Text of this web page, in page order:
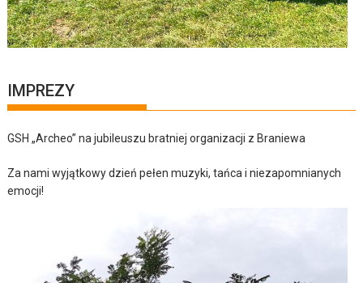
IMPREZY
GSH „Archeo” na jubileuszu bratniej organizacji z Braniewa
Za nami wyjątkowy dzień pełen muzyki, tańca i niezapomnianych
emocji!